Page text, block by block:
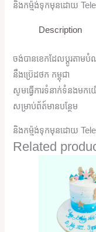
និងកម្ម៉ង់ទុកមុនដោយ
Description
ចង់បានខេកដែលប្តូរតាម
នឹងប្រ៊េដថក កម្ពុជា
សូមធ្វើការទំនាក់ទំនងមកយ
សម្រាប់ព័ត៍មានបន្ថែម
និងកម្ម៉ង់ទុកមុនដោយ
Related